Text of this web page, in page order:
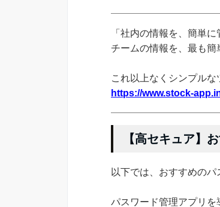
「社内の情報を、簡単
チームの情報を、最も簡
これ以上なくシンプルな
https://www.stock-
【高セキュア】
以下では、おすすめのパ
パスワード管理アプリを